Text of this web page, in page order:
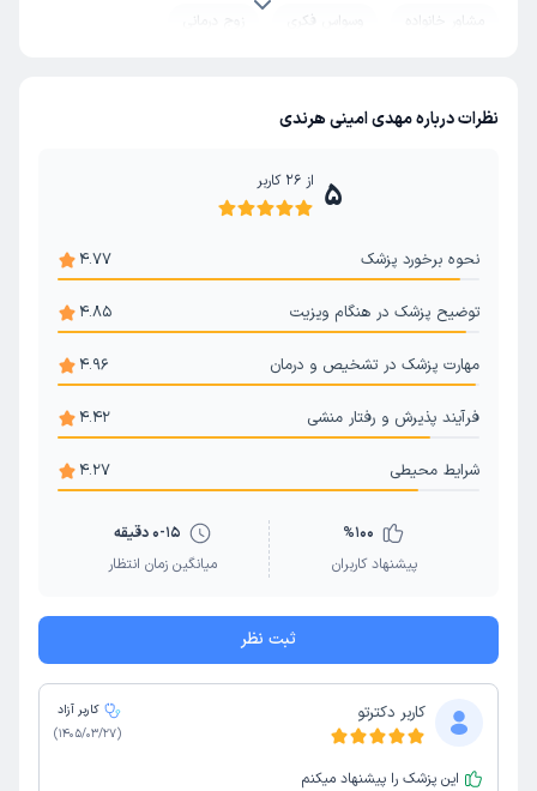
مشاور خانواده
وسواس فکری
زوج درمانی
بازی درمانی
مشاوره مدیریت خشم
درمان اختلال عملکرد جنسی
نظرات درباره مهدی امینی هرندی
5 از 26 کاربر
نحوه برخورد پزشک 4.77
توضیح پزشک در هنگام ویزیت 4.85
مهارت پزشک در تشخیص و درمان 4.96
فرآیند پذیرش و رفتار منشی 4.42
شرایط محیطی 4.27
%100
پیشنهاد کاربران
0-15 دقیقه
میانگین زمان انتظار
ثبت نظر
کاربر دکترتو
کاربر آزاد
(
1405/03/27
)
این پزشک را پیشنهاد میکنم